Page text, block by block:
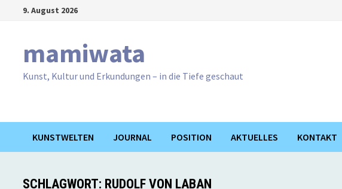
9. August 2026
mamiwata
Kunst, Kultur und Erkundungen – in die Tiefe geschaut
KUNSTWELTEN JOURNAL POSITION AKTUELLES KONTAKT
SCHLAGWORT: RUDOLF VON LABAN